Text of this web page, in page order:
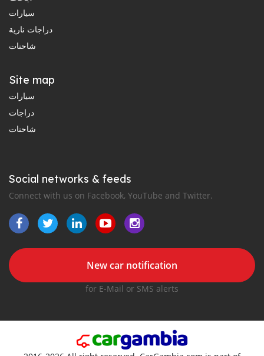
سيارات
دراجات نارية
شاحنات
Site map
سيارات
دراجات
شاحنات
Social networks & feeds
Connect with us on Facebook, YouTube and Twitter.
New car notification
for E-Mail or SMS alerts